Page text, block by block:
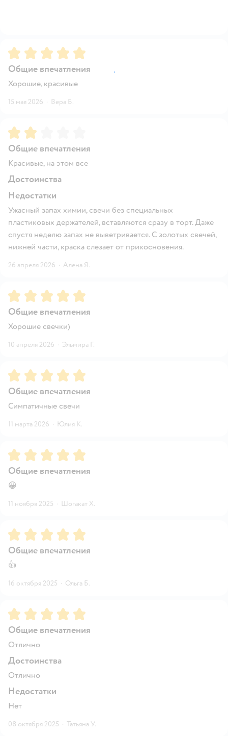
Рейтинг:5
Общие впечатления
Хорошие, красивые
15 мая 2026 · Вера Б.
Рейтинг:
Общие впечатления
Красивые, на этом все
Достоинства
Недостатки
Ужасный запах химии, свечи без специальных
пластиковых держателей, вставляются сразу в торт. Даже
спустя неделю запах не выветривается. С золотых свечей,
нижней части, краска слезает от прикосновения.
26 апреля 2026 · Алена Я.
Рейтинг:5
Общие впечатления
Хорошие свечки)
10 апреля 2026 · Эльмира Г.
Рейтинг:5
Общие впечатления
Симпатичные свечи
11 марта 2026 · Юлия К.
Рейтинг:5
Общие впечатления
😀
11 ноября 2025 · Шогакат Х.
Рейтинг:5
Общие впечатления
👍
16 октября 2025 · Ольга Б.
Рейтинг:5
Общие впечатления
Отлично
Достоинства
Отлично
Недостатки
Нет
08 октября 2025 · Татьяна У.